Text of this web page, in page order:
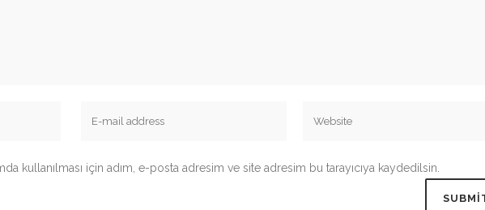
kullanılması için adım, e-posta adresim ve site adresim bu tarayıcıya kaydedilsin.